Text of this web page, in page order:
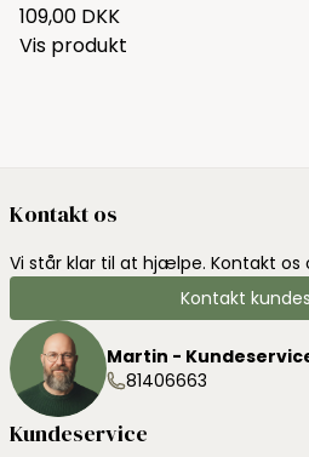
109,00 DKK
Vis produkt
Kontakt os
Vi står klar til at hjælpe. Kontakt
Kontakt
Martin -
81406663
Kundeservice